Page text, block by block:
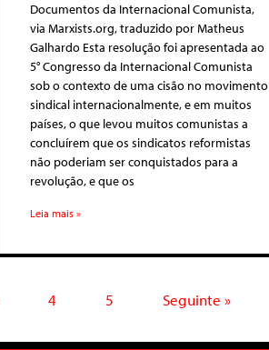
Documentos da Internacional Comunista,
via Marxists.org, traduzido por Matheus
Galhardo Esta resolução foi apresentada ao
5° Congresso da Internacional Comunista
sob o contexto de uma cisão no movimento
sindical internacionalmente, e em muitos
países, o que levou muitos comunistas a
concluírem que os sindicatos reformistas
não poderiam ser conquistados para a
revolução, e que os
Leia mais »
4 5 Seguinte »